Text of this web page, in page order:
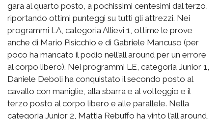
gara al quarto posto, a pochissimi centesimi dal terzo,
riportando ottimi punteggi su tutti gli attrezzi. Nei
programmi LA, categoria Allievi 1, ottime le prove
anche di Mario Pisicchio e di Gabriele Mancuso (per
poco ha mancato il podio nell’all around per un errore
al corpo libero). Nei programmi LE, categoria Junior 1,
Daniele Deboli ha conquistato il secondo posto al
cavallo con maniglie, alla sbarra e al volteggio e il
terzo posto al corpo libero e alle parallele. Nella
categoria Junior 2, Mattia Rebuffo ha vinto l’all around,